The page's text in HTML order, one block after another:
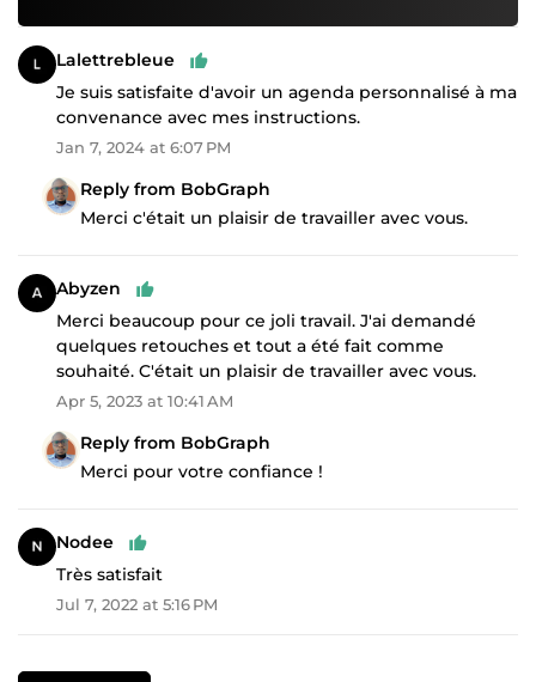
Lalettrebleue
Je suis satisfaite d'avoir un agenda personnalisé à ma
convenance avec mes instructions.
Jan 7, 2024 at 6:07 PM
Reply from BobGraph
Merci c'était un plaisir de travailler avec vous.
Abyzen
Merci beaucoup pour ce joli travail. J'ai demandé
quelques retouches et tout a été fait comme
souhaité. C'était un plaisir de travailler avec vous.
Apr 5, 2023 at 10:41 AM
Reply from BobGraph
Merci pour votre confiance !
Nodee
Très satisfait
Jul 7, 2022 at 5:16 PM